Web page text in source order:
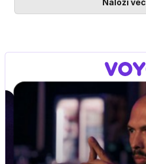
Naloži več